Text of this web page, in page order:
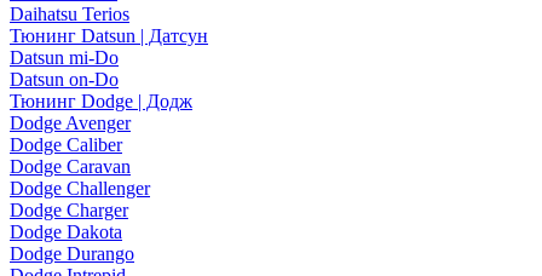
Daihatsu Terios
Тюнинг Datsun | Датсун
Datsun mi-Do
Datsun on-Do
Тюнинг Dodge | Додж
Dodge Avenger
Dodge Caliber
Dodge Caravan
Dodge Challenger
Dodge Charger
Dodge Dakota
Dodge Durango